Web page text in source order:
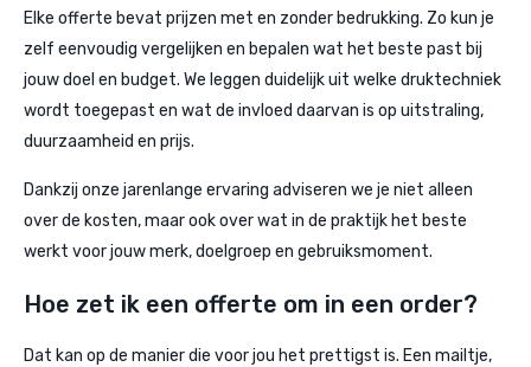
Elke offerte bevat prijzen met en zonder bedrukking. Zo kun je
zelf eenvoudig vergelijken en bepalen wat het beste past bij
jouw doel en budget. We leggen duidelijk uit welke druktechniek
wordt toegepast en wat de invloed daarvan is op uitstraling,
duurzaamheid en prijs.
Dankzij onze jarenlange ervaring adviseren we je niet alleen
over de kosten, maar ook over wat in de praktijk het beste
werkt voor jouw merk, doelgroep en gebruiksmoment.
Hoe zet ik een offerte om in een order?
Dat kan op de manier die voor jou het prettigst is. Een mailtje,